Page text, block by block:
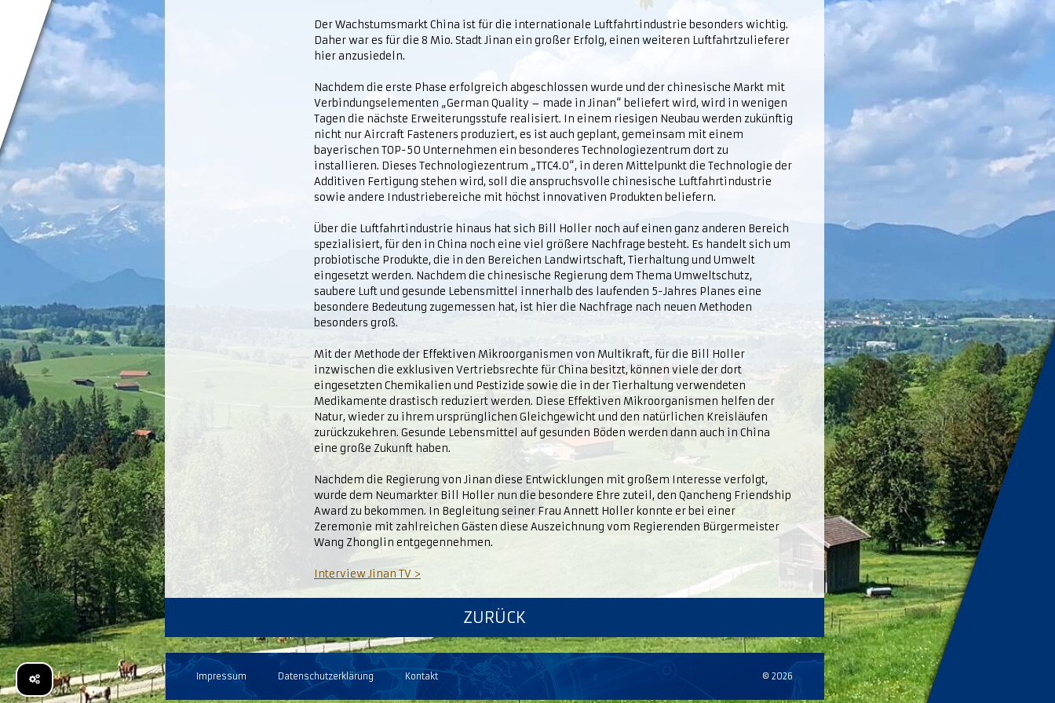
Der Wachstumsmarkt China ist für die internationale Luftfahrtindustrie besonders wichtig.
Daher war es für die 8 Mio. Stadt Jinan ein großer Erfolg, einen weiteren Luftfahrtzulieferer
hier anzusiedeln.
Nachdem die erste Phase erfolgreich abgeschlossen wurde und der chinesische Markt mit
Verbindungselementen „German Quality – made in Jinan“ beliefert wird, wird in wenigen
Tagen die nächste Erweiterungsstufe realisiert. In einem riesigen Neubau werden zukünftig
nicht nur Aircraft Fasteners produziert, es ist auch geplant, gemeinsam mit einem
bayerischen TOP-50 Unternehmen ein besonderes Technologiezentrum dort zu
installieren. Dieses Technologiezentrum „TTC4.0“, in deren Mittelpunkt die Technologie der
Additiven Fertigung stehen wird, soll die anspruchsvolle chinesische Luftfahrtindustrie
sowie andere Industriebereiche mit höchst innovativen Produkten beliefern.
Über die Luftfahrtindustrie hinaus hat sich Bill Holler noch auf einen ganz anderen Bereich
spezialisiert, für den in China noch eine viel größere Nachfrage besteht. Es handelt sich um
probiotische Produkte, die in den Bereichen Landwirtschaft, Tierhaltung und Umwelt
eingesetzt werden. Nachdem die chinesische Regierung dem Thema Umweltschutz,
saubere Luft und gesunde Lebensmittel innerhalb des laufenden 5-Jahres Planes eine
besondere Bedeutung zugemessen hat, ist hier die Nachfrage nach neuen Methoden
besonders groß.
Mit der Methode der Effektiven Mikroorganismen von Multikraft, für die Bill Holler
inzwischen die exklusiven Vertriebsrechte für China besitzt, können viele der dort
eingesetzten Chemikalien und Pestizide sowie die in der Tierhaltung verwendeten
Medikamente drastisch reduziert werden. Diese Effektiven Mikroorganismen helfen der
Natur, wieder zu ihrem ursprünglichen Gleichgewicht und den natürlichen Kreisläufen
zurückzukehren. Gesunde Lebensmittel auf gesunden Böden werden dann auch in China
eine große Zukunft haben.
Nachdem die Regierung von Jinan diese Entwicklungen mit großem Interesse verfolgt,
wurde dem Neumarkter Bill Holler nun die besondere Ehre zuteil, den Qancheng Friendship
Award zu bekommen. In Begleitung seiner Frau Annett Holler konnte er bei einer
Zeremonie mit zahlreichen Gästen diese Auszeichnung vom Regierenden Bürgermeister
Wang Zhonglin entgegennehmen.
Interview Jinan TV >
ZURÜCK
Impressum Datenschutzerklärung Kontakt © 2026